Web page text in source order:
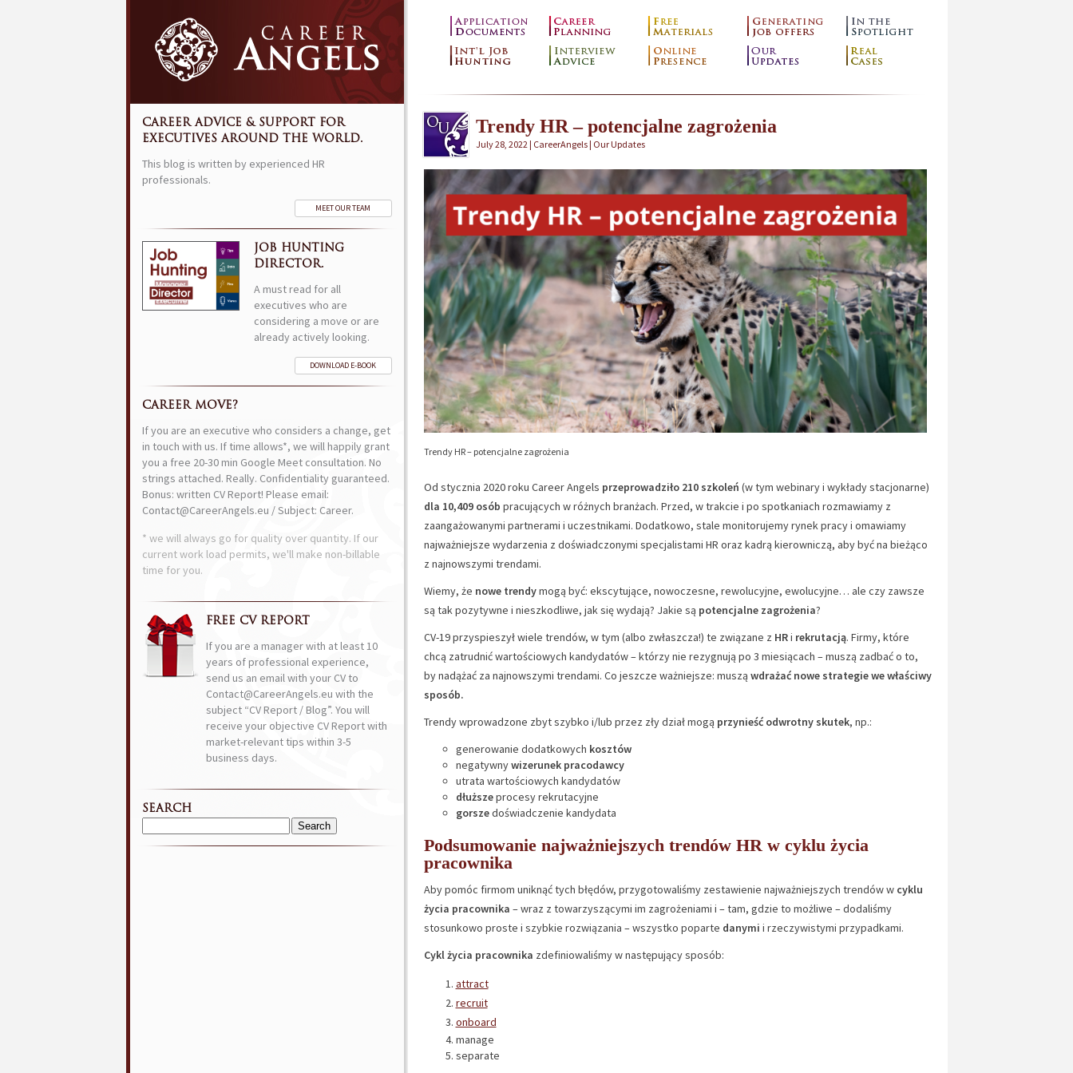
Trendy HR – potencjalne zagrożenia
July 28, 2022 | CareerAngels | Our Updates
Trendy HR – potencjalne zagrożenia
Od stycznia 2020 roku Career Angels przeprowadziło 210 szkoleń (w tym webinary i wykłady stacjonarne)
dla 10,409 osób pracujących w różnych branżach. Przed, w trakcie i po spotkaniach rozmawiamy z
zaangażowanymi partnerami i uczestnikami. Dodatkowo, stale monitorujemy rynek pracy i omawiamy
najważniejsze wydarzenia z doświadczonymi specjalistami HR oraz kadrą kierowniczą, aby być na bieżąco
z najnowszymi trendami.
Wiemy, że nowe trendymogą być: ekscytujące, nowoczesne, rewolucyjne, ewolucyjne… ale czy zawsze
są tak pozytywne i nieszkodliwe, jak się wydają? Jakie są potencjalne zagrożenia?
CV-19 przyspieszył wiele trendów, w tym (albo zwłaszcza!) te związane z HRi rekrutacją. Firmy, które
chcą zatrudnić wartościowych kandydatów – którzy nie rezygnują po 3 miesiącach – muszą zadbać o to,
by nadążać za najnowszymi trendami. Co jeszcze ważniejsze: muszą wdrażać nowe strategie we właściwy
sposób.
Trendy wprowadzone zbyt szybko i/lub przez zły dział mogą przynieść odwrotny skutek, np.:
generowanie dodatkowych kosztów
negatywnywizerunek pracodawcy
utrata wartościowych kandydatów
dłuższeprocesy rekrutacyjne
gorszedoświadczenie kandydata
Podsumowanie najważniejszych trendów HR w cyklu życia
pracownika
Aby pomóc firmom uniknąć tych błędów, przygotowaliśmy zestawienie najważniejszych trendów w cyklu
życia pracownika – wraz z towarzyszącymi im zagrożeniami i – tam, gdzie to możliwe – dodaliśmy
stosunkowo proste i szybkie rozwiązania – wszystko poparte danymi i rzeczywistymi przypadkami.
Cykl życia pracownika zdefiniowaliśmy w następujący sposób:
attract
recruit
onboard
manage
separate
CAREER ADVICE & SUPPORT FOR
EXECUTIVES AROUND THE WORLD.
This blog is written by experienced HR
professionals.
MEET OUR TEAM
JOB HUNTING
DIRECTOR.
A must read for all
executives who are
considering a move or are
already actively looking.
DOWNLOAD E-BOOK
CAREER MOVE?
If you are an executive who considers a change, get
in touch with us. If time allows*, we will happily grant
you a free 20-30 min Google Meet consultation. No
strings attached. Really. Confidentiality guaranteed.
Bonus: written CV Report! Please email:
Contact@CareerAngels.eu / Subject: Career.
* we will always go for quality over quantity. If our
current work load permits, we'll make non-billable
time for you.
FREE CV REPORT
If you are a manager with at least 10
years of professional experience,
send us an email with your CV to
Contact@CareerAngels.eu with the
subject “CV Report / Blog”. You will
receive your objective CV Report with
market-relevant tips within 3-5
business days.
SEARCH
Search
for: